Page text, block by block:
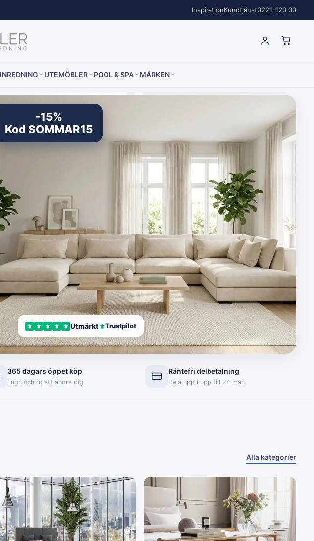
InspirationKundtjänst0221-120 00
INREDNING UTEMÖBLER POOL & SPA MÄRKEN
Utmärkt Trustpilot
365 dagars öppet köp
Lugn och ro att ändra dig
Räntefri delbetalning
Dela upp i upp till 24 mån
Alla kategorier